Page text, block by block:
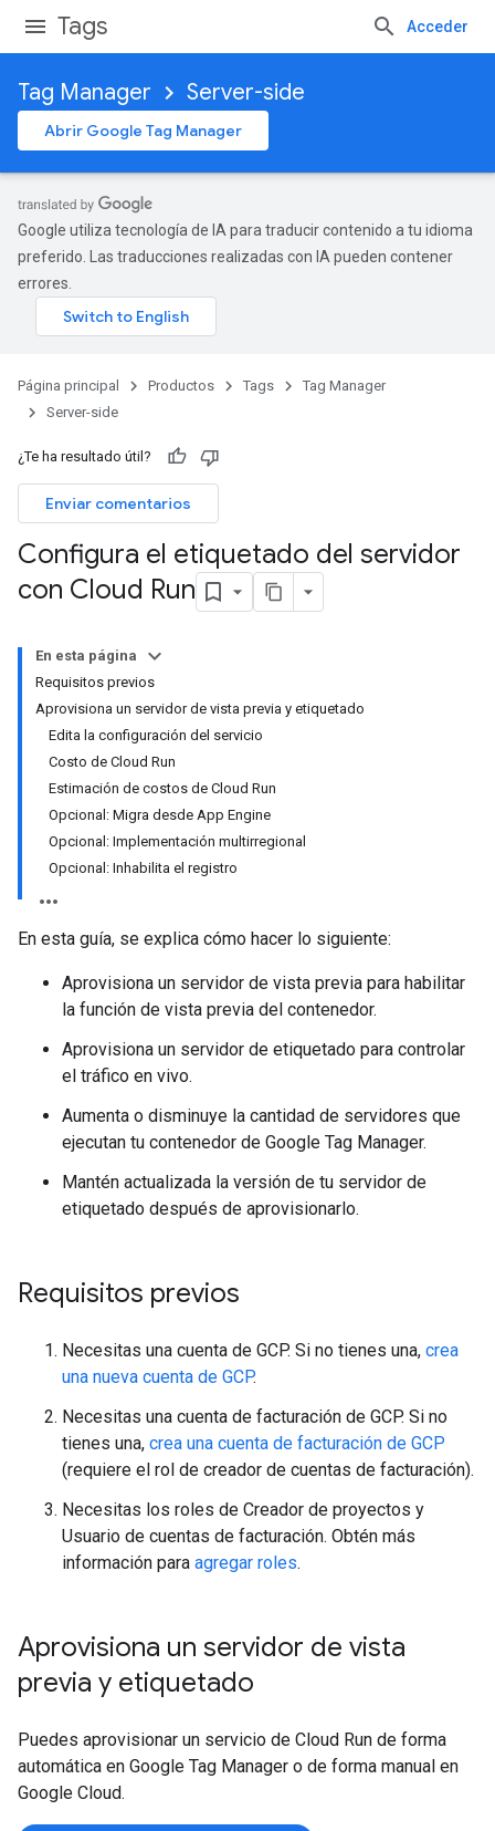
Tags Acceder
Tag Manager Server-side
Abrir Google Tag Manager
Google utiliza tecnología de IA para traducir contenido a tu idioma
preferido. Las traducciones realizadas con IA pueden contener
errores.
Página principal Productos Tags
Tag Manager
Server-side
¿Te ha resultado útil?
Enviar comentarios
Configura el etiquetado del servidor
con Cloud Run
En esta página
Requisitos previos
Aprovisiona un servidor de vista previa y etiquetado
Edita la configuración del servicio
Costo de Cloud Run
Estimación de costos de Cloud Run
Opcional: Migra desde App Engine
Opcional: Implementación multirregional
Opcional: Inhabilita el registro
En esta guía, se explica cómo hacer lo siguiente:
Aprovisiona un servidor de vista previa para habilitar
la función de vista previa del contenedor.
Aprovisiona un servidor de etiquetado para controlar
el tráfico en vivo.
Aumenta o disminuye la cantidad de servidores que
ejecutan tu contenedor de Google Tag Manager.
Mantén actualizada la versión de tu servidor de
etiquetado después de aprovisionarlo.
Requisitos previos
Necesitas una cuenta de GCP. Si no tienes una, crea
una nueva cuenta de GCP.
Necesitas una cuenta de facturación de GCP. Si no
tienes una, crea una cuenta de facturación de GCP
(requiere el rol de creador de cuentas de facturación).
Necesitas los roles de Creador de proyectos y
Usuario de cuentas de facturación. Obtén más
información para agregar roles.
Aprovisiona un servidor de vista
previa y etiquetado
Puedes aprovisionar un servicio de Cloud Run de forma
automática en Google Tag Manager o de forma manual en
Google Cloud.